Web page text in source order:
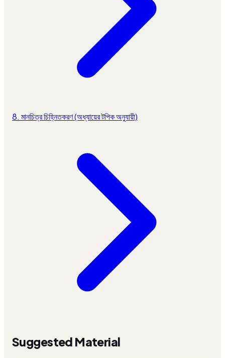
8. মানচিত্র চিহ্নিতকরণ (অধ্যায়ের টপিক অনুযায়ী)
Suggested Material